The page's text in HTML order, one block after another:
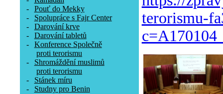
-
Pouť do Mekky
-
Spolupráce s Fajr Center
-
Darování krve
-
Darování tabletů
-
Konference Společně
proti terorismu
-
Shromáždění muslimů
proti terorismu
-
Stánek míru
-
Studny pro Benin
terorismu-